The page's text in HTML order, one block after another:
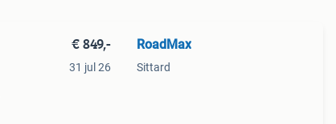
€ 849,-
31 jul 26
RoadMax
Sittard